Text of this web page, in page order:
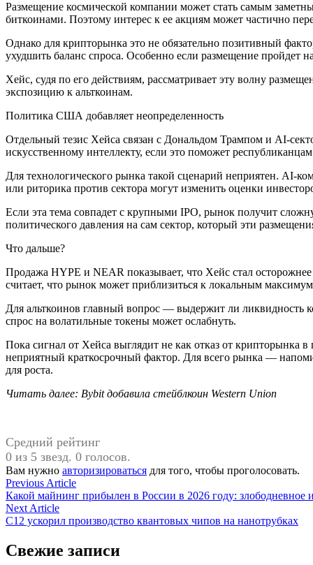
Размещение космической компании может стать самым
биткоинами. Поэтому интерес к ее акциям может частично
Однако для крипторынка это не обязательно позитивный
ухудшить баланс спроса. Особенно если размещение пройдет
Хейс, судя по его действиям, рассматривает эту волну
экспозицию к альткоинам.
Политика США добавляет неопределенность
Отдельный тезис Хейса связан с Дональдом Трампом и AI-
искусственному интеллекту, если это поможет
Для технологического рынка такой сценарий неприятен. AI-
или риторика против сектора могут изменить оценки
Если эта тема совпадет с крупными IPO, рынок получит
политического давления на сам сектор, который эти
Что дальше?
Продажа HYPE и NEAR показывает, что Хейс стал
считает, что рынок может приблизиться к локальным
Для альткоинов главный вопрос — выдержит ли ликвидность
спрос на волатильные токены может ослабнуть.
Пока сигнал от Хейса выглядит не как отказ от
неприятный краткосрочный фактор. Для всего рынка —
для роста.
Читать далее: Bybit добавила стейблкоин Western Union
Средний рейтинг
0 из 5 звезд. 0 голосов.
Вам нужно авторизироваться для того, чтобы проголосовать.
Навигация
по
записям
Previous ArticlePrevious
article:
Какой майнинг прибылен в России в 2026 году: злободневное
Next ArticleNext
article:
C12 ускорил производство квантовых чипов на нанотрубках
Свежие записи